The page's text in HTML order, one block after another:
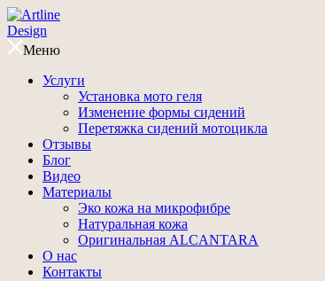
Меню
Услуги
Установка мото геля
Изменение формы сидений
Перетяжка сидений мотоцикла
Отзывы
Блог
Видео
Материалы
Эко кожа на микрофибре
Натуральная кожа
Оригинальная ALCANTARA
О нас
Контакты